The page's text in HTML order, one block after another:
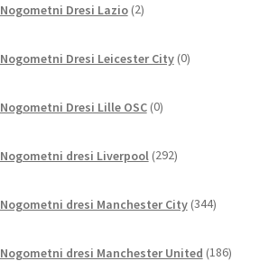
Nogometni Dresi Lazio 2izdelka
Nogometni Dresi Leicester City 0izdelkov
Nogometni Dresi Lille OSC 0izdelkov
Nogometni dresi Liverpool 292izdelkov
Nogometni dresi Manchester City 344izdelkov
Nogometni dresi Manchester United 186izdelkov